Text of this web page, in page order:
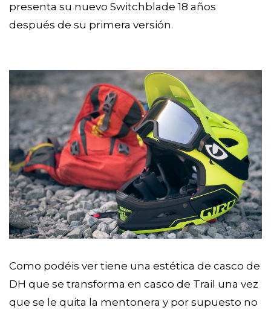
presenta su nuevo Switchblade 18 años
después de su primera versión.
Como podéis ver tiene una estética de casco de
DH que se transforma en casco de Trail una vez
que se le quita la mentonera y por supuesto no